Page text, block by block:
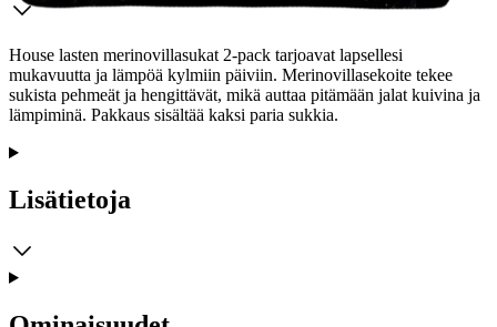
House lasten merinovillasukat 2-pack tarjoavat lapsellesi
mukavuutta ja lämpöä kylmiin päiviin. Merinovillasekoite tekee
sukista pehmeät ja hengittävät, mikä auttaa pitämään jalat kuivina ja
lämpiminä. Pakkaus sisältää kaksi paria sukkia.
Lisätietoja